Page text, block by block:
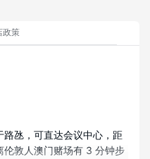
政策
氹，可直达会议中心，距
伦敦人澳门赌场有 3 分钟步